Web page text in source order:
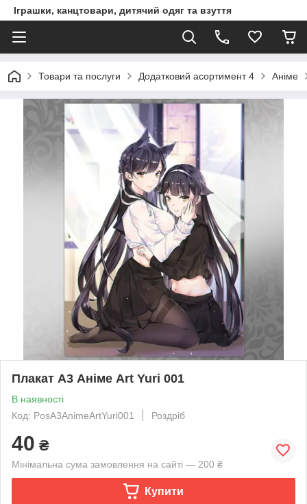
Іграшки, канцтовари, дитячий одяг та взуття
Товари та послуги Додатковий асортимент 4 Аніме
Плакат А3 Аніме Art Yuri 001
В наявності
Код: PosА3AnimeArtYuri001
Роздріб
40 ₴
Мінімальна сума замовлення на сайті — 200 ₴
Купити